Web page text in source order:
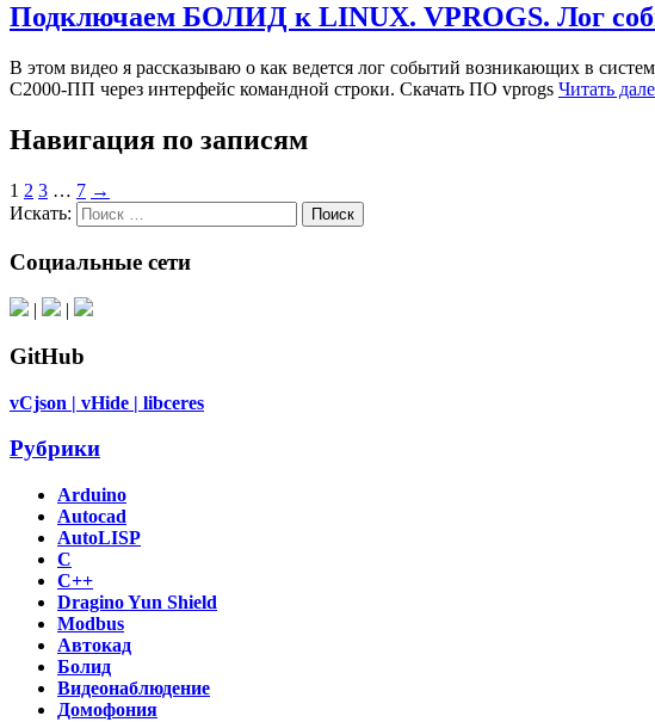
Подключаем БОЛИД к LINUX. VPROGS. Лог
В этом видео я рассказываю о как ведется лог событий возникающих в
С2000-ПП через интерфейс командной строки. Скачать ПО vprogs Читать
Навигация по записям
1 2 3 … 7 →
Искать:
Поиск
Социальные сети
| |
GitHub
vCjson | vHide | libceres
Рубрики
Arduino
Autocad
AutoLISP
C
C++
Dragino Yun Shield
Modbus
Автокад
Болид
Видеонаблюдение
Домофония